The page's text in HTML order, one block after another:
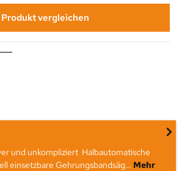
Produkt vergleichen
und unkompliziert Halbautomatische
einsetzbare Gehrungsbandsäg… Mehr